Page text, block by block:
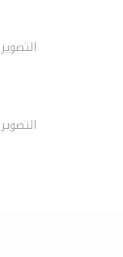
التصوير
التصوير